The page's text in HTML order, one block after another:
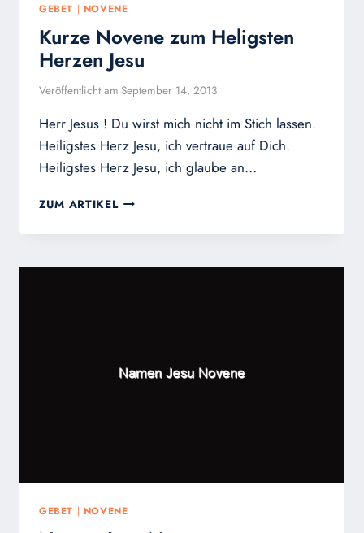
KATHOLISCHEN
ERNEUERUNG
VOM
27.5.
BIS
4.6.
GEBET | NOVENE
Kurze Novene zum Heligsten
Herzen Jesu
Veröffentlicht am September 14, 2013
Herr Jesus ! Du wirst mich nicht im Stich lassen.
Heiligstes Herz Jesu, ich vertraue auf Dich.
Heiligstes Herz Jesu, ich glaube an…
ZUM ARTIKEL KURZE
ZUM
HERZEN
GEBET | NOVENE